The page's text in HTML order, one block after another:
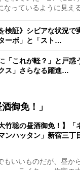
なっているように見え
検証》シビアな状況で
ーボ」と「スト…
「これが軽？」と戸惑
ス」さらなる躍進…
御免！」
大竹聡の昼酒御免！】「
マンハッタン」新宿三
いいものだが、昼か